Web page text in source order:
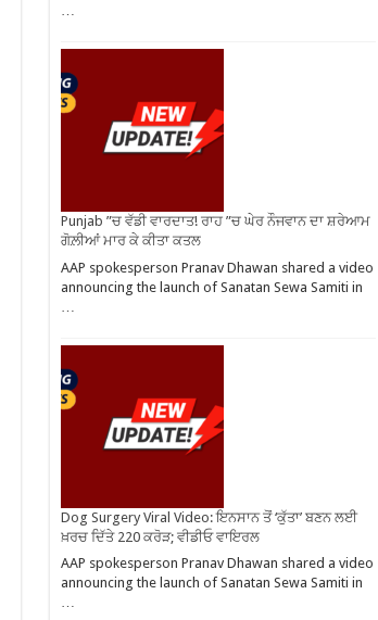
…
Punjab ”ਚ ਵੱਡੀ ਵਾਰਦਾਤ! ਰਾਹ ”ਚ ਘੇਰ ਨੌਜਵਾਨ ਦਾ ਸ਼ਰੇਆਮ
ਗੋਲ਼ੀਆਂ ਮਾਰ ਕੇ ਕੀਤਾ ਕਤਲ
AAP spokesperson Pranav Dhawan shared a video
announcing the launch of Sanatan Sewa Samiti in
Dog Surgery Viral Video: ਇਨਸਾਨ ਤੋਂ ‘ਕੁੱਤਾ’ ਬਣਨ ਲਈ
ਖ਼ਰਚ ਦਿੱਤੇ 220 ਕਰੋੜ; ਵੀਡੀਓ ਵਾਇਰਲ
AAP spokesperson Pranav Dhawan shared a video
announcing the launch of Sanatan Sewa Samiti in
…